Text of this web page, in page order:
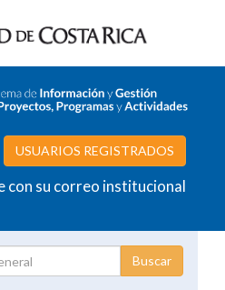
USUARIOS REGISTRADOS
con su correo institucional